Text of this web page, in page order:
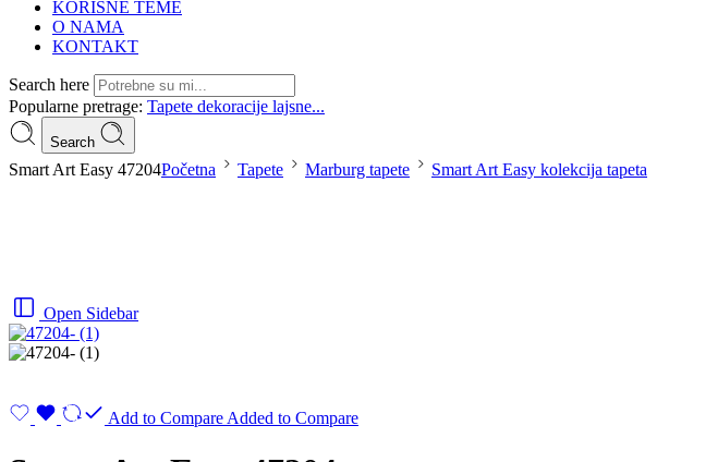
KORISNE TEME
O NAMA
KONTAKT
Search here
Popularne pretrage: Tapete dekoracije lajsne...
Search
Smart Art Easy 47204Početna Tapete Marburg tapete Smart Art Easy kolekcija tapeta
Open Sidebar
Add to Compare Added to Compare